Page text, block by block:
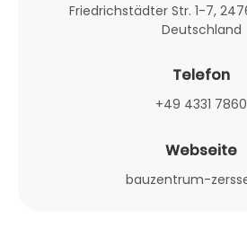
Friedrichstädter Str. 1-7,
Deutschland
Telefon
+49 4331 7860
Webseite
bauzentrum-